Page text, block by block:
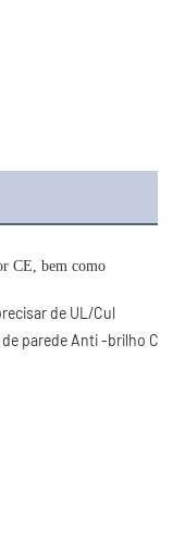
CE, bem como
de UL/Cul